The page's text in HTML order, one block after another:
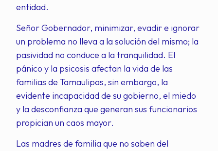
entidad.
Señor Gobernador, minimizar, evadir e ignorar
un problema no lleva a la solución del mismo; la
pasividad no conduce a la tranquilidad. El
pánico y la psicosis afectan la vida de las
familias de Tamaulipas, sin embargo, la
evidente incapacidad de su gobierno, el miedo
y la desconfianza que generan sus funcionarios
propician un caos mayor.
Las madres de familia que no saben del